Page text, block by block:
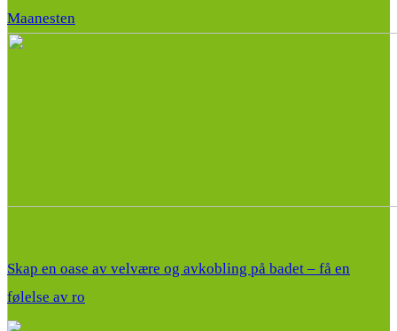
Maanesten
Skap en oase av velvære og avkobling på badet – få en
følelse av ro